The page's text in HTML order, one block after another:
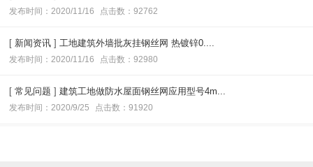
发布时间：2020/11/16 点击数：92762
[ 新闻资讯 ] 工地建筑外墙批灰挂钢丝网 热镀锌0....
发布时间：2020/11/16 点击数：92980
[ 常见问题 ] 建筑工地做防水屋面钢丝网应用型号4m...
发布时间：2020/9/25 点击数：91920